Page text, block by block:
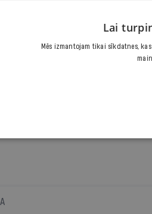
kas šķiet radīti tikai
korupcijas ēnā
Eiropas Parlamentā, šoreiz
Lai
Mēs izmantojam tikai sīkdatnes,